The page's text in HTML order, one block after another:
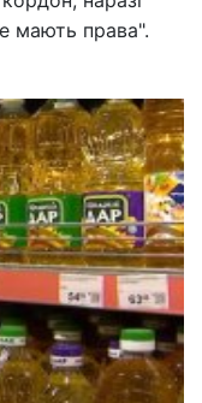
мають права".